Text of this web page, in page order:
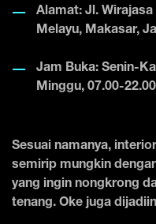
Alamat: Jl.
Melayu, Makasar,
Jam Buka: Senin-
Minggu, 07.00-22.00
Sesuai namanya,
semirip mungkin
yang ingin nongkrong
tenang. Oke juga